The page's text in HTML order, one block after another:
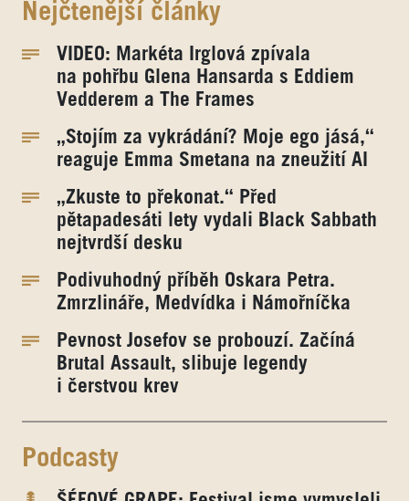
Nejčtenější články
VIDEO: Markéta Irglová zpívala
na pohřbu Glena Hansarda s Eddiem
Vedderem a The Frames
„Stojím za vykrádání? Moje ego jásá,“
reaguje Emma Smetana na zneužití AI
„Zkuste to překonat.“ Před
pětapadesáti lety vydali Black Sabbath
nejtvrdší desku
Podivuhodný příběh Oskara Petra.
Zmrzlináře, Medvídka i Námořníčka
Pevnost Josefov se probouzí. Začíná
Brutal Assault, slibuje legendy
i čerstvou krev
Podcasty